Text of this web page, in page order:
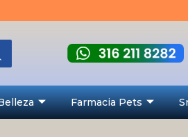
Farmacia Pets